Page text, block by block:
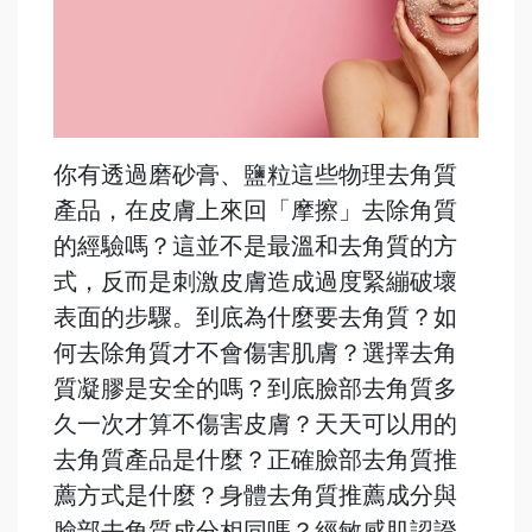
你有透過磨砂膏、鹽粒這些物理去角質
產品，在皮膚上來回「摩擦」去除角質
的經驗嗎？這並不是最溫和去角質的方
式，反而是刺激皮膚造成過度緊繃破壞
表面的步驟。到底為什麼要去角質？如
何去除角質才不會傷害肌膚？選擇去角
質凝膠是安全的嗎？到底臉部去角質多
久一次才算不傷害皮膚？天天可以用的
去角質產品是什麼？正確臉部去角質推
薦方式是什麼？身體去角質推薦成分與